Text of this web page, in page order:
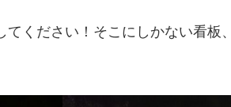
てください！そこにしかない看